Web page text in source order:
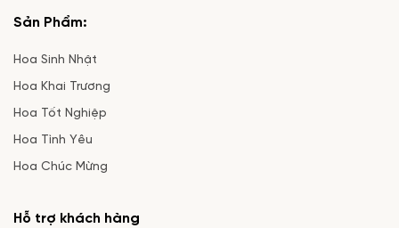
Sản Phẩm:
Hoa Sinh Nhật
Hoa Khai Trương
Hoa Tốt Nghiệp
Hoa Tình Yêu
Hoa Chúc Mừng
Hỗ trợ khách hàng